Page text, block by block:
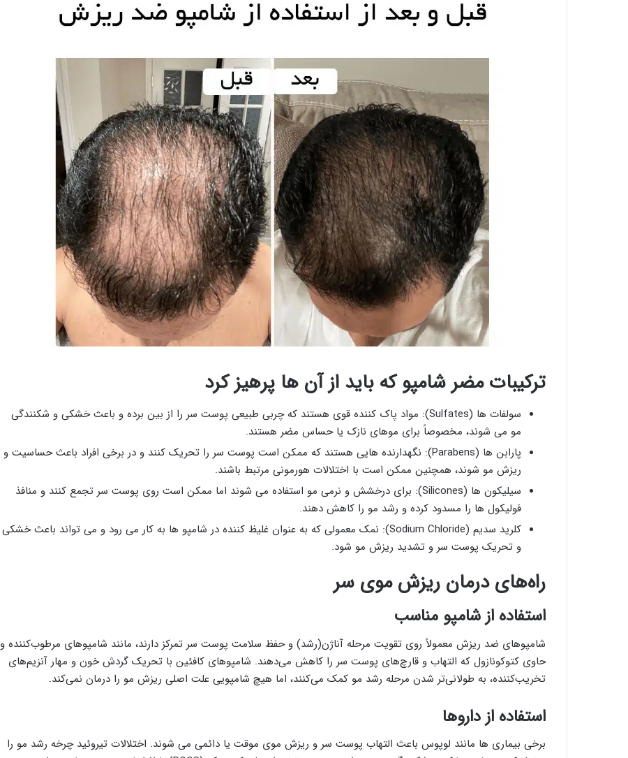
ترکیبات مضر شامپو که باید از آن‌ ها پرهیز کرد
سولفات‌ ها (Sulfates): مواد پاک‌ کننده قوی هستند که چربی طبیعی پوست سر را از بین برده و باعث خشکی و شکنندگی
مو می ‌شوند، مخصوصاً برای موهای نازک یا حساس مضر هستند.
پارابن ‌ها (Parabens): نگهدارنده‌ هایی هستند که ممکن است پوست سر را تحریک کنند و در برخی افراد باعث حساسیت و
ریزش مو شوند، همچنین ممکن است با اختلالات هورمونی مرتبط باشند.
سیلیکون ‌ها (Silicones): برای درخشش و نرمی مو استفاده می ‌شوند اما ممکن است روی پوست سر تجمع کنند و منافذ
فولیکول‌ ها را مسدود کرده و رشد مو را کاهش دهند.
کلرید سدیم (Sodium Chloride): نمک معمولی که به ‌عنوان غلیظ‌ کننده در شامپو ها به کار می‌ رود و می ‌تواند باعث خشکی
و تحریک پوست سر و تشدید ریزش مو شود.
راه‌های درمان ریزش موی سر
استفاده از شامپو مناسب
شامپوهای ضد ریزش معمولاً روی تقویت مرحله آناژن(رشد) و حفظ سلامت پوست سر تمرکز دارند، مانند شامپوهای مرطوب‌کننده و
حاوی کتوکونازول که التهاب و قارچ‌های پوست سر را کاهش می‌دهند. شامپوهای کافئین با تحریک گردش خون و مهار آنزیم‌های
تخریب‌کننده، به طولانی‌تر شدن مرحله رشد مو کمک می‌کنند، اما هیچ شامپویی علت اصلی ریزش مو را درمان نمی‌کند.
استفاده از داروها
برخی بیماری‌ ها مانند لوپوس باعث التهاب پوست سر و ریزش موی موقت یا دائمی می ‌شوند. اختلالات تیروئید چرخه رشد مو را